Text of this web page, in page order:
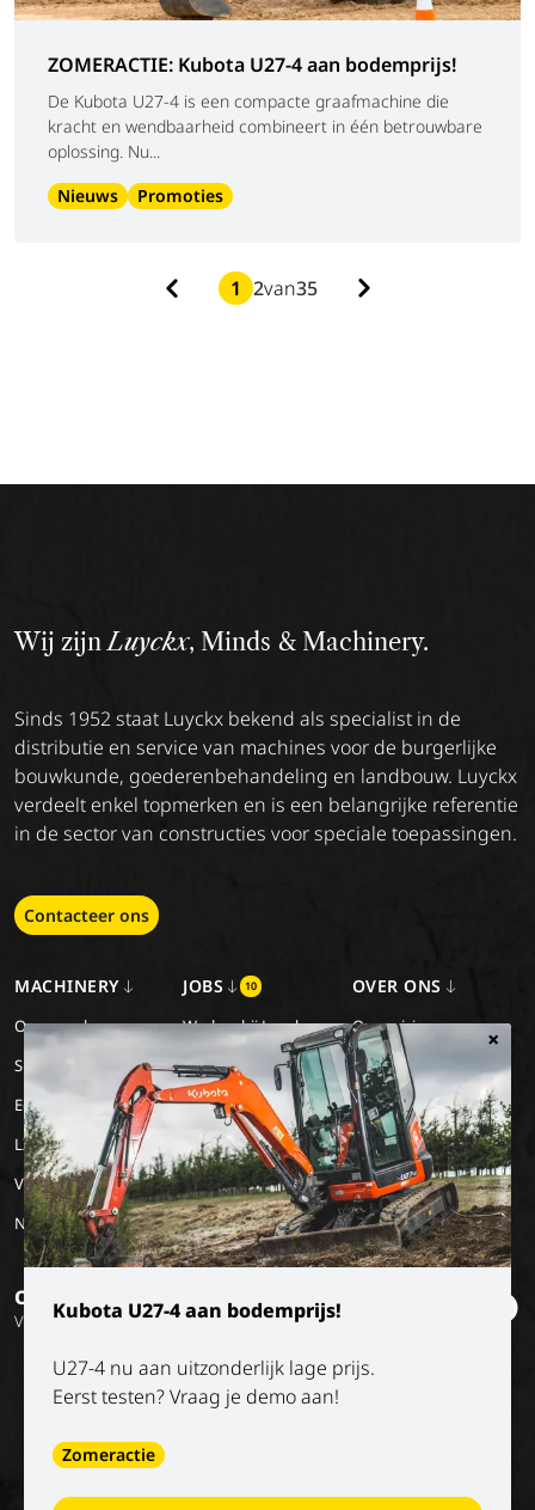
ZOMERACTIE: Kubota U27-4 aan bodemprijs!
De Kubota U27-4 is een compacte graafmachine die
kracht en wendbaarheid combineert in één betrouwbare
oplossing. Nu...
Nieuws
Promoties
1 2van35
×
Kubota U27-4 aan bodemprijs!
U27-4 nu aan uitzonderlijk lage prijs.
Eerst testen? Vraag je demo aan!
Zomeractie
Wij zijnLuyckx, Minds & Machinery.
Sinds 1952 staat Luyckx bekend als specialist in de
distributie en service van machines voor de burgerlijke
bouwkunde, goederenbehandeling en landbouw. Luyckx
verdeelt enkel topmerken en is een belangrijke referentie
in de sector van constructies voor speciale toepassingen.
Contacteer ons
MACHINERY
Onze merken
Special Applications
Eco Applications
LX Used Equipment
Verhuurpartners
New old stock
JOBS 10
Werken bij Luyckx
Stage/vakantiejob
OVER ONS
Onze visie
Onze missie
Geschiedenis
Op de hoogte blijven?
Volg onze socials